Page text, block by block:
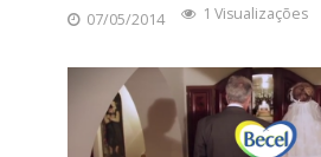
07/05/2014 1 Visualizações